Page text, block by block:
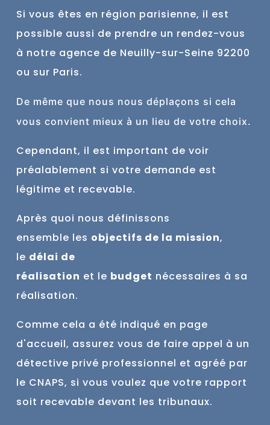
Si vous êtes en région parisienne, il est
possible aussi de prendre un rendez-vous
à notre agence de Neuilly-sur-Seine 92200
ou sur Paris.
De même que nous nous déplaçons si cela
vous convient mieux à un lieu de votre choix.
Cependant, il est important de voir
préalablement si votre demande est
légitime et recevable.
Après quoi nous définissons
ensemble les objectifs de la mission,
le délai de
réalisation et le budget nécessaires à sa
réalisation.
Comme cela a été indiqué en page
d'accueil, assurez vous de faire appel à un
détective privé professionnel et agréé par
le CNAPS, si vous voulez que votre rapport
soit recevable devant les tribunaux.